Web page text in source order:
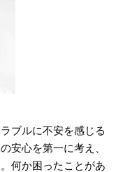
ブルに不安を感じる
安心を第一に考え、
何か困ったことがあ